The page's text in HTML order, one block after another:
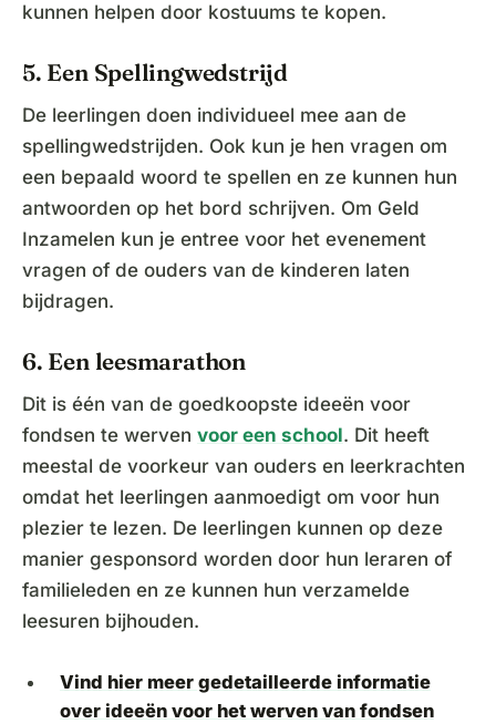
kunnen helpen door kostuums te kopen.
5. Een Spellingwedstrijd
De leerlingen doen individueel mee aan de
spellingwedstrijden. Ook kun je hen vragen om
een bepaald woord te spellen en ze kunnen hun
antwoorden op het bord schrijven. Om Geld
Inzamelen kun je entree voor het evenement
vragen of de ouders van de kinderen laten
bijdragen.
6. Een leesmarathon
Dit is één van de goedkoopste ideeën voor
fondsen te werven voor een school. Dit heeft
meestal de voorkeur van ouders en leerkrachten
omdat het leerlingen aanmoedigt om voor hun
plezier te lezen. De leerlingen kunnen op deze
manier gesponsord worden door hun leraren of
familieleden en ze kunnen hun verzamelde
leesuren bijhouden.
Vind hier meer gedetailleerde informatie
over ideeën voor het werven van fondsen